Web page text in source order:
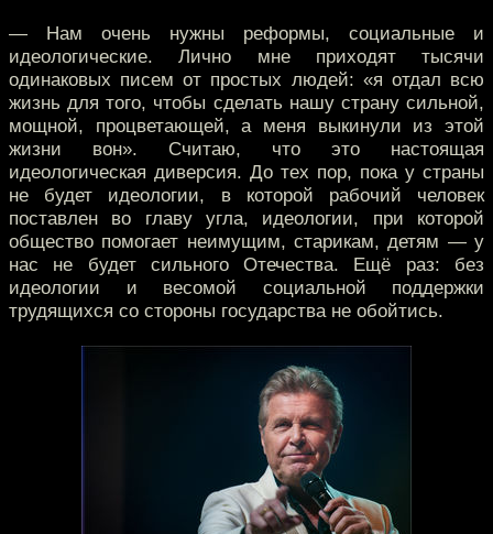
— Нам очень нужны реформы, социальные и
идеологические. Лично мне приходят тысячи
одинаковых писем от простых людей: «я отдал всю
жизнь для того, чтобы сделать нашу страну сильной,
мощной, процветающей, а меня выкинули из этой
жизни вон». Считаю, что это настоящая
идеологическая диверсия. До тех пор, пока у страны
не будет идеологии, в которой рабочий человек
поставлен во главу угла, идеологии, при которой
общество помогает неимущим, старикам, детям — у
нас не будет сильного Отечества. Ещё раз: без
идеологии и весомой социальной поддержки
трудящихся со стороны государства не обойтись.